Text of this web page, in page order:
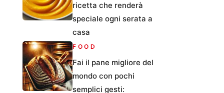
ricetta che renderà
speciale ogni serata a
casa
FOOD
Fai il pane migliore del
mondo con pochi
semplici gesti: